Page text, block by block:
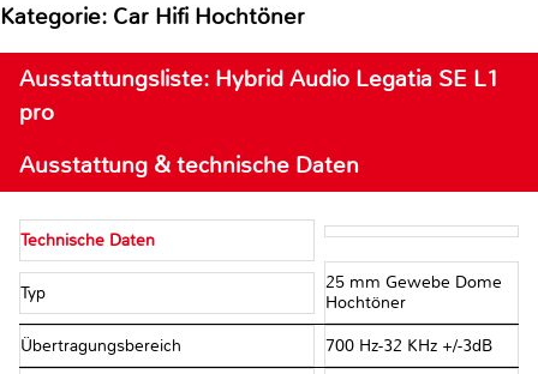
Kategorie: Car Hifi Hochtöner
Ausstattungsliste: Hybrid Audio Legatia SE L1
pro
Ausstattung & technische Daten
Technische Daten
Typ
25 mm Gewebe Dome
Hochtöner
Übertragungsbereich 700 Hz-32 KHz +/-3dB